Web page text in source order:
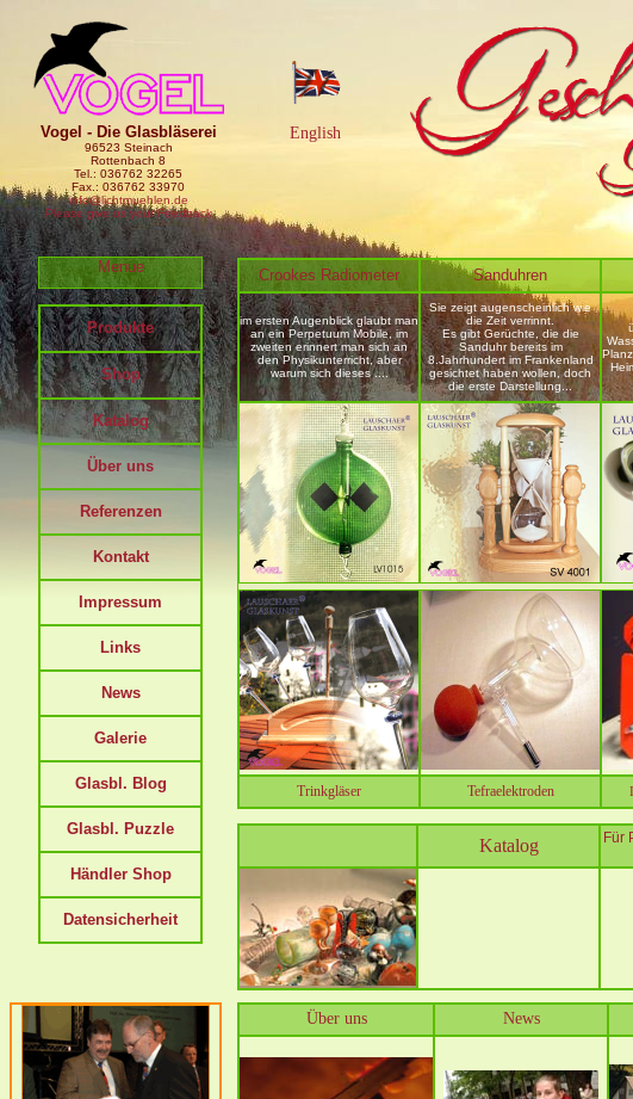
Vogel - Die Glasbläserei
96523 Steinach
Rottenbach 8
Tel.: 036762 32265
Fax.: 036762 33970
info@lichtmuehlen.de
Please give us your Feedback
Produkte
Shop
Katalog
Über uns
Referenzen
Kontakt
Impressum
Links
News
Galerie
Glasbl. Blog
Glasbl. Puzzle
Händler Shop
Datensicherheit
Crookes Radiometer Sanduhren
im ersten Augenblick glaubt man
an ein Perpetuum Mobile, im
zweiten erinnert man sich an
den Physikunterricht, aber
warum sich dieses ....
Sie zeigt augenscheinlich wie
die Zeit verrinnt.
Es gibt Gerüchte, die die
Sanduhr bereits im
8.Jahrhundert im Frankenland
gesichtet haben wollen, doch
die erste Darstellung...
Trinkgläser Tefraelektroden
Katalog
Für
Über uns News
English
Menue